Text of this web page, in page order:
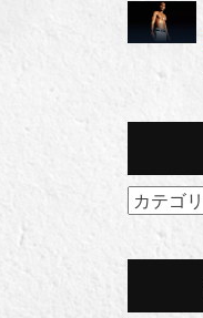
カ